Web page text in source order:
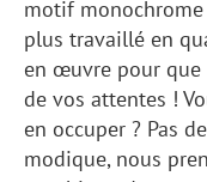
motif
plus travaillé en
en œuvre pour
de vos attentes !
en occuper ? Pas
modique, nous